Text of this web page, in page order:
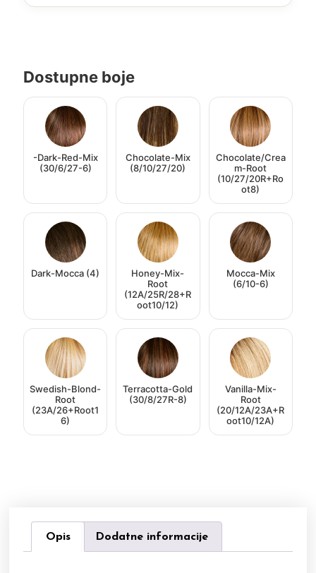
Dostupne boje
-Dark-Red-Mix
(30/6/27-6)
Chocolate-Mix
(8/10/27/20)
Chocolate/Crea
m-Root
(10/27/20R+Ro
ot8)
Dark-Mocca (4)
Honey-Mix-
Root
(12A/25R/28+R
oot10/12)
Mocca-Mix
(6/10-6)
Swedish-Blond-
Root
(23A/26+Root1
6)
Terracotta-Gold
(30/8/27R-8)
Vanilla-Mix-
Root
(20/12A/23A+R
oot10/12A)
Opis Dodatne informacije